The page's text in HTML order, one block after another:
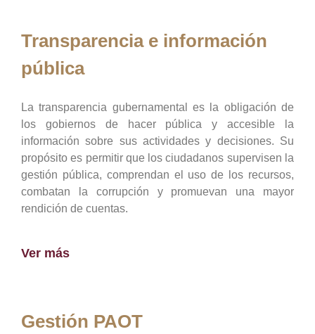
Transparencia e información
pública
La transparencia gubernamental es la obligación de
los gobiernos de hacer pública y accesible la
información sobre sus actividades y decisiones. Su
propósito es permitir que los ciudadanos supervisen la
gestión pública, comprendan el uso de los recursos,
combatan la corrupción y promuevan una mayor
rendición de cuentas.
Ver más
Gestión PAOT